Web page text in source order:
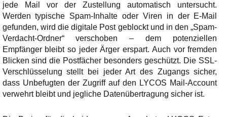
jede Mail vor der Zustellung automatisch untersucht.
Werden typische Spam-Inhalte oder Viren in der E-Mail
gefunden, wird die digitale Post geblockt und in den „Spam-
Verdacht-Ordner“ verschoben – dem potenziellen
Empfänger bleibt so jeder Ärger erspart. Auch vor fremden
Blicken sind die Postfächer besonders geschützt. Die SSL-
Verschlüsselung stellt bei jeder Art des Zugangs sicher,
dass Unbefugten der Zugriff auf den LYCOS Mail-Account
verwehrt bleibt und jegliche Datenübertragung sicher ist.